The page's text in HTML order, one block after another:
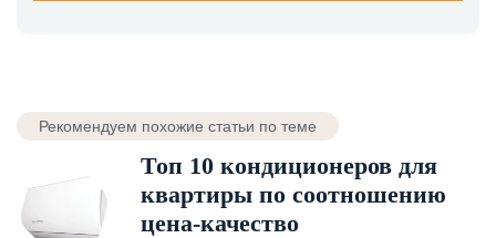
Рекомендуем похожие статьи по теме
Топ 10 кондиционеров для
квартиры по соотношению
цена-качество